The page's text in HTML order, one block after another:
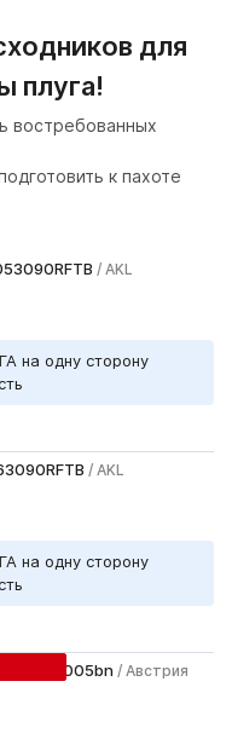
для
плуга!
востребованных
к пахоте
/ AKL
на одну сторону
/ AKL
на одну сторону
KK073005bn / Австрия